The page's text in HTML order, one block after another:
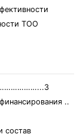
ТОО
..
состав